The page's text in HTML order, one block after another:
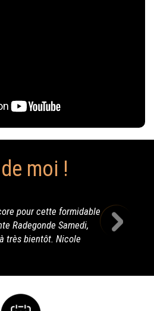
moi !
pour cette formidable
Radegonde Samedi,
très bientôt. Nicole